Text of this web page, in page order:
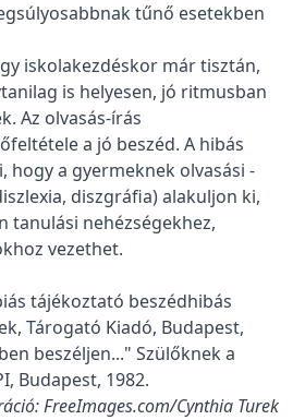
tűnő esetekben
iskolakezdéskor már tisztán,
is helyesen, jó ritmusban
Az olvasás-írás
a jó beszéd. A hibás
hogy a gyermeknek olvasási -
diszgráfia) alakuljon ki,
tanulási nehézségekhez,
vezethet.
tájékoztató beszédhibás
Tárogató Kiadó, Budapest,
beszéljen..." Szülőknek a
Budapest, 1982.
FreeImages.com/Cynthia Turek